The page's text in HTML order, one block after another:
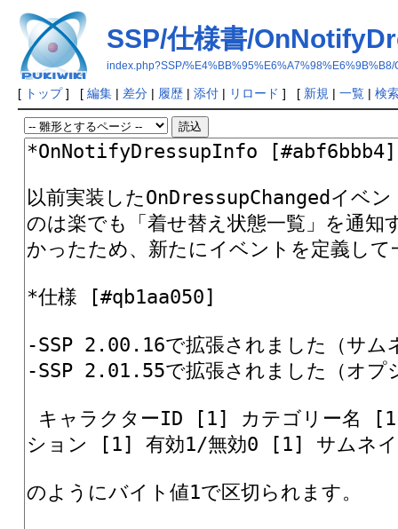
SSP/仕様書/
index.php?SSP/%E4%BB%95%E6%A7%98%E6%9B%B8/
[ トップ] [ 編集| 差分| 履歴| 添付| リロード ] [ 新規 | 一覧| 検